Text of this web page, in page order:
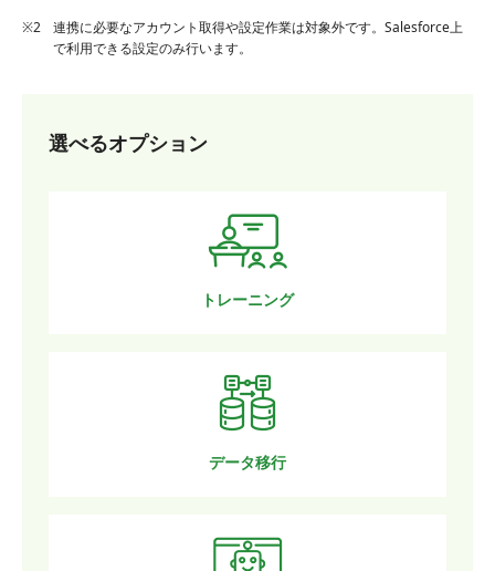
※2
連携に必要なアカウント取得や設定作業は対象外です。Salesforce上
で利用できる設定のみ行います。
選べるオプション
トレーニング
データ移行